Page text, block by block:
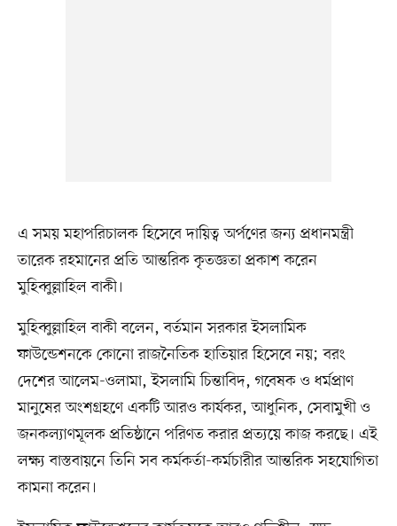
এ সময় মহাপরিচালক হিসেবে দায়িত্ব অর্পণের জন্য প্রধানমন্ত্রী
তারেক রহমানের প্রতি আন্তরিক কৃতজ্ঞতা প্রকাশ করেন
মুহিব্বুল্লাহিল বাকী।
মুহিব্বুল্লাহিল বাকী বলেন, বর্তমান সরকার ইসলামিক
ফাউন্ডেশনকে কোনো রাজনৈতিক হাতিয়ার হিসেবে নয়; বরং
দেশের আলেম-ওলামা, ইসলামি চিন্তাবিদ, গবেষক ও ধর্মপ্রাণ
মানুষের অংশগ্রহণে একটি আরও কার্যকর, আধুনিক, সেবামুখী ও
জনকল্যাণমূলক প্রতিষ্ঠানে পরিণত করার প্রত্যয়ে কাজ করছে। এই
লক্ষ্য বাস্তবায়নে তিনি সব কর্মকর্তা-কর্মচারীর আন্তরিক সহযোগিতা
কামনা করেন।